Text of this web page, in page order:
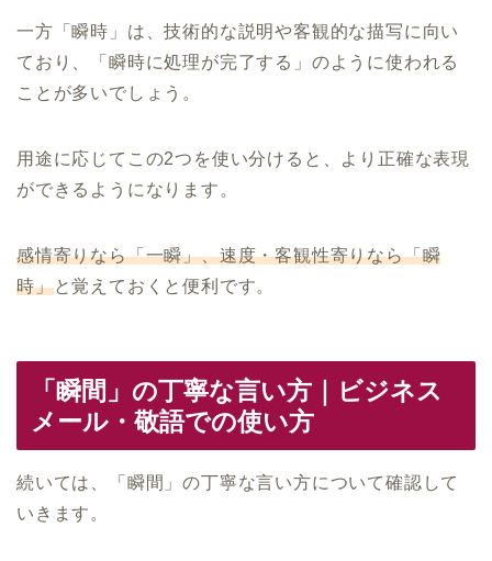
一方「瞬時」は、技術的な説明や客観的な描写に向い
ており、「瞬時に処理が完了する」のように使われる
ことが多いでしょう。
用途に応じてこの2つを使い分けると、より正確な表現
ができるようになります。
感情寄りなら「一瞬」、速度・客観性寄りなら「瞬
時」と覚えておくと便利です。
「瞬間」の丁寧な言い方｜ビジネス
メール・敬語での使い方
続いては、「瞬間」の丁寧な言い方について確認して
いきます。